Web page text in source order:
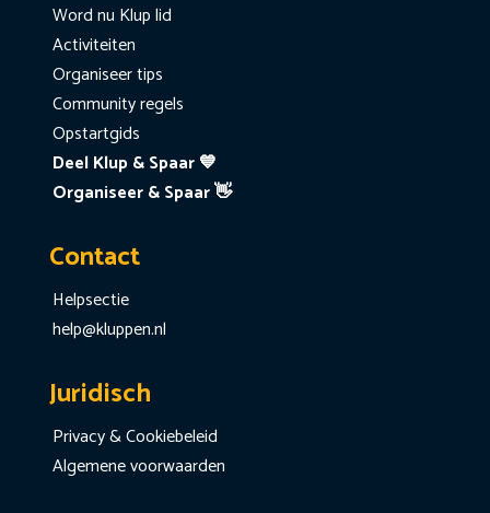
Word nu Klup lid
Activiteiten
Organiseer tips
Community regels
Opstartgids
Deel Klup & Spaar 💙
Organiseer & Spaar 👋
Contact
Helpsectie
help@kluppen.nl
Juridisch
Privacy & Cookiebeleid
Algemene voorwaarden